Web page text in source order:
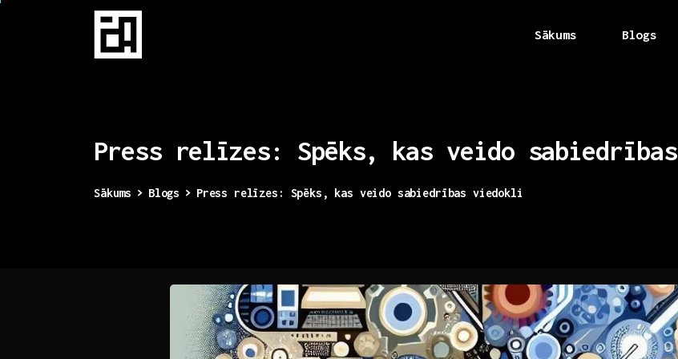
Sākums Blogs
Press relīzes: Spēks, kas veido sabiedrības
Sākums Blogs Press relīzes: Spēks, kas veido sabiedrības viedokli